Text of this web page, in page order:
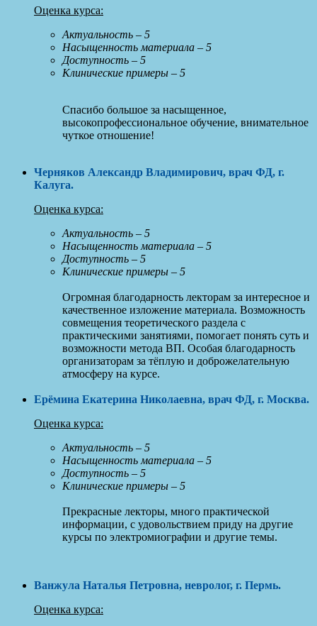
Оценка курса:
Актуальность – 5
Насыщенность материала – 5
Доступность – 5
Клинические примеры – 5
Спасибо большое за насыщенное,
высокопрофессиональное обучение, внимательное
чуткое отношение!
Черняков Александр Владимирович, врач ФД, г.
Калуга.
Оценка курса:
Актуальность – 5
Насыщенность материала – 5
Доступность – 5
Клинические примеры – 5
Огромная благодарность лекторам за интересное и
качественное изложение материала. Возможность
совмещения теоретического раздела с
практическими занятиями, помогает понять суть и
возможности метода ВП. Особая благодарность
организаторам за тёплую и доброжелательную
атмосферу на курсе.
Ерёмина Екатерина Николаевна, врач ФД, г. Москва.
Оценка курса:
Актуальность – 5
Насыщенность материала – 5
Доступность – 5
Клинические примеры – 5
Прекрасные лекторы, много практической
информации, с удовольствием приду на другие
курсы по электромиографии и другие темы.
Ванжула Наталья Петровна, невролог, г. Пермь.
Оценка курса: